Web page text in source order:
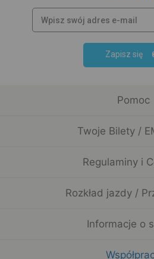
Zapisz się
Pomoc
Twoje Bilety /
Regulaminy i
Rozkład jazdy /
Informacje o